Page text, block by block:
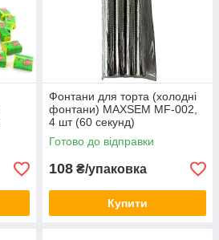
Фонтани для торта (холодні
фонтани) MAXSEM MF-002,
4 шт (60 секунд)
Готово до відправки
108 ₴/упаковка
Купити